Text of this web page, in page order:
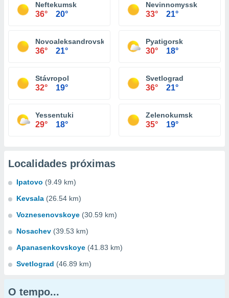
Neftekumsk
36° 20°
Nevinnomyssk
33° 21°
Novoaleksandrovsk
36° 21°
Pyatigorsk
30° 18°
Stávropol
32° 19°
Svetlograd
36° 21°
Yessentuki
29° 18°
Zelenokumsk
35° 19°
Localidades próximas
Ipatovo (9.49 km)
Kevsala (26.54 km)
Voznesenovskoye (30.59 km)
Nosachev (39.53 km)
Apanasenkovskoye (41.83 km)
Svetlograd (46.89 km)
O tempo...